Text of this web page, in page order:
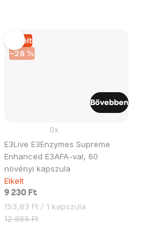
Elkelt
–28 %
E3Live E3Enzymes Supreme
Enhanced E3AFA-val, 60
növényi kapszula
0x
Elkelt
9 230 Ft
Egységár:
153,83 Ft / 1 kapszula
12 885 Ft
Bővebben